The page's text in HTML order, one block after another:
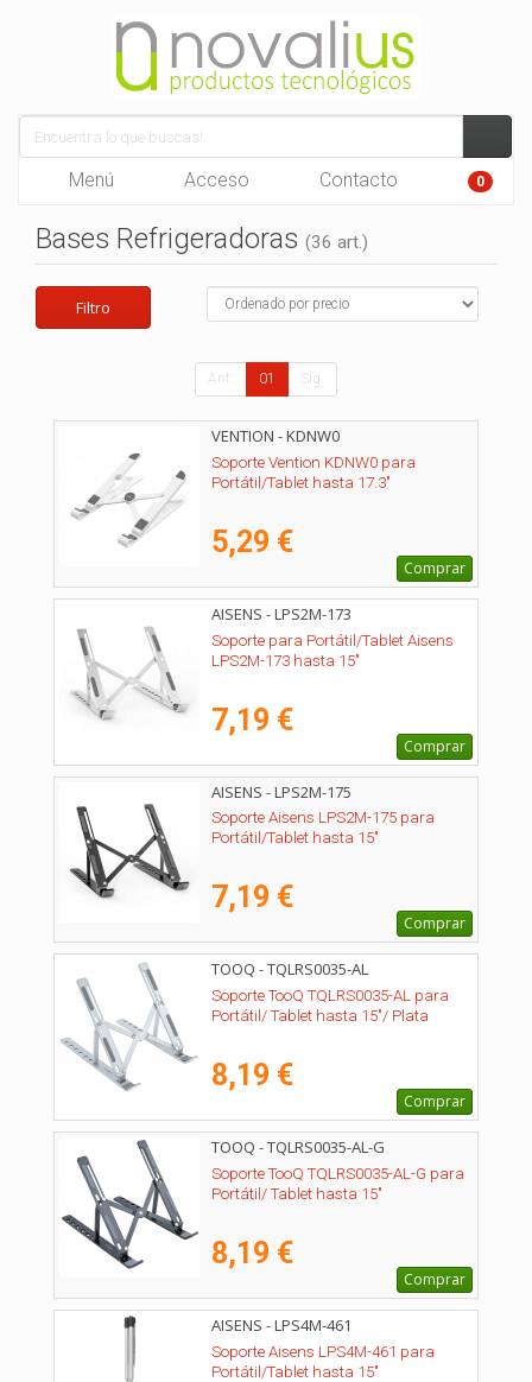
Menú Acceso Contacto 0
Bases Refrigeradoras (36 art.)
Filtro
Ant. 01 Sig.
VENTION - KDNW0
Soporte Vention KDNW0 para
Portátil/Tablet hasta 17.3"
5,29 €
Comprar
AISENS - LPS2M-173
Soporte para Portátil/Tablet Aisens
LPS2M-173 hasta 15"
7,19 €
Comprar
AISENS - LPS2M-175
Soporte Aisens LPS2M-175 para
Portátil/Tablet hasta 15"
7,19 €
Comprar
TOOQ - TQLRS0035-AL
Soporte TooQ TQLRS0035-AL para
Portátil/ Tablet hasta 15"/ Plata
8,19 €
Comprar
TOOQ - TQLRS0035-AL-G
Soporte TooQ TQLRS0035-AL-G para
Portátil/ Tablet hasta 15"
8,19 €
Comprar
AISENS - LPS4M-461
Soporte Aisens LPS4M-461 para
Portátil/Tablet hasta 15"